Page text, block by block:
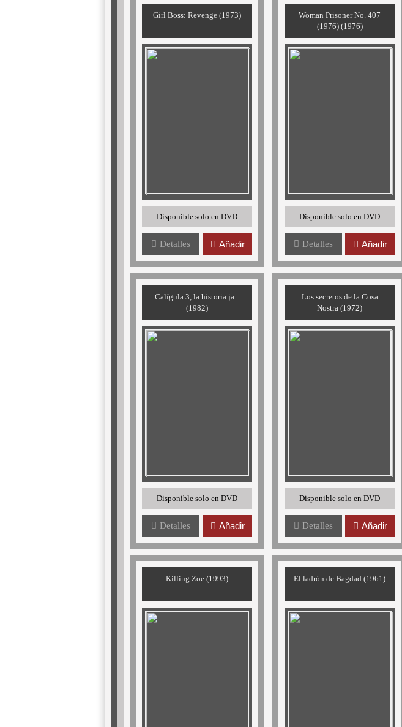
Girl Boss: Revenge (1973)
Disponible solo en DVD
Detalles Añadir
Woman Prisoner No. 407
(1976) (1976)
Disponible solo en DVD
Detalles Añadir
Calígula 3, la historia ja...
(1982)
Disponible solo en DVD
Detalles Añadir
Los secretos de la Cosa
Nostra (1972)
Disponible solo en DVD
Detalles Añadir
Killing Zoe (1993) El ladrón de Bagdad (1961)